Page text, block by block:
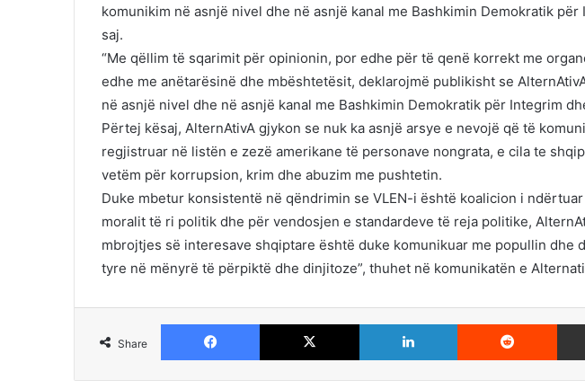
komunikim në asnjë nivel dhe në asnjë kanal me Bashkimin Demokratik
saj.
“Me qëllim të sqarimit për opinionin, por edhe për të qenë korrekt me
edhe me anëtarësinë dhe mbështetësit, deklarojmë publikisht se
në asnjë nivel dhe në asnjë kanal me Bashkimin Demokratik për Integrim
Përtej kësaj, AlternAtivA gjykon se nuk ka asnjë arsye e nevojë që të
regjistruar në listën e zezë amerikane të personave nongrata, e cila te
vetëm për korrupsion, krim dhe abuzim me pushtetin.
Duke mbetur konsistentë në qëndrimin se VLEN-i është koalicion i
moralit të ri politik dhe për vendosjen e standardeve të reja politike,
mbrojtjes së interesave shqiptare është duke komunikuar me popullin dhe
tyre në mënyrë të përpiktë dhe dinjitoze”, thuhet në komunikatën e
Share
Facebook X LinkedIn Reddit